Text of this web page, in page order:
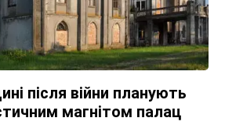
після війни планують
магнітом палац